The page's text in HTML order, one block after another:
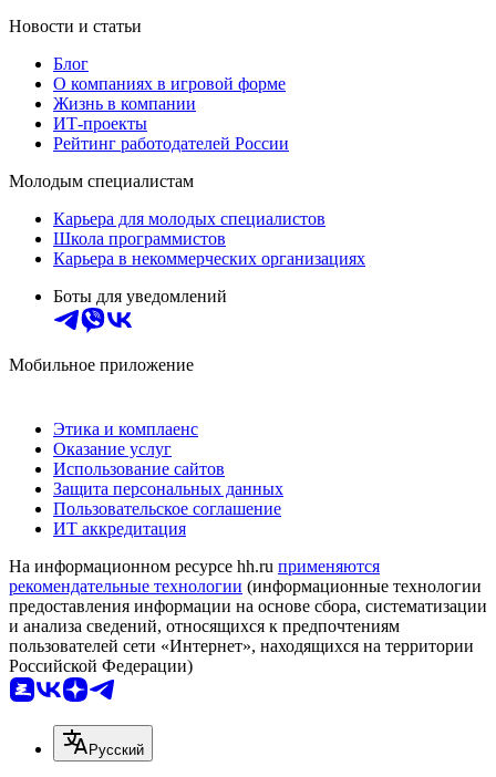
Новости и статьи
Блог
О компаниях в игровой форме
Жизнь в компании
ИТ-проекты
Рейтинг работодателей России
Молодым специалистам
Карьера для молодых специалистов
Школа программистов
Карьера в некоммерческих организациях
Боты для уведомлений
Мобильное приложение
Этика и комплаенс
Оказание услуг
Использование сайтов
Защита персональных данных
Пользовательское соглашение
ИТ аккредитация
На информационном ресурсе hh.ru применяются
рекомендательные технологии (информационные технологии
предоставления информации на основе сбора, систематизации
и анализа сведений, относящихся к предпочтениям
пользователей сети «Интернет», находящихся на территории
Российской Федерации)
Русский